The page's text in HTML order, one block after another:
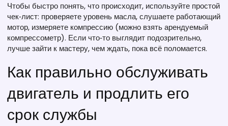
Чтобы быстро понять, что происходит, используйте простой
чек‑лист: проверяете уровень масла, слушаете работающий
мотор, измеряете компрессию (можно взять арендуемый
компрессометр). Если что‑то выглядит подозрительно,
лучше зайти к мастеру, чем ждать, пока всё поломается.
Как правильно обслуживать
двигатель и продлить его
срок службы